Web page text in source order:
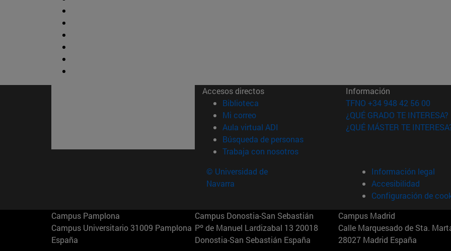
Accesos directos
Biblioteca (abre en nueva ventana)
Mi correo(abre en nueva ventana)
Aula virtual ADI (abre en nueva ventana)
Búsqueda de personas(abre en nueva ventana)
Trabaja con nosotros(abre en nueva ventana)
Información
TFNO +34 948 42 56 00
¿QUÉ GRADO TE INTERESA?
¿QUÉ MÁSTER TE
© Universidad de
Navarra
Información legal
Accesibilidad
Configuración de
Campus Pamplona
Campus Universitario 31009 Pamplona
España
Campus Donostia-San Sebastián
Pº de Manuel Lardizabal 13 20018
Donostia-San Sebastián España
Campus Madrid
Calle Marquesado de Sta.
28027 Madrid España